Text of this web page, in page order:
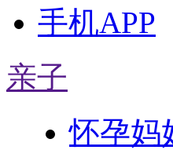
手机APP
亲子
怀孕妈